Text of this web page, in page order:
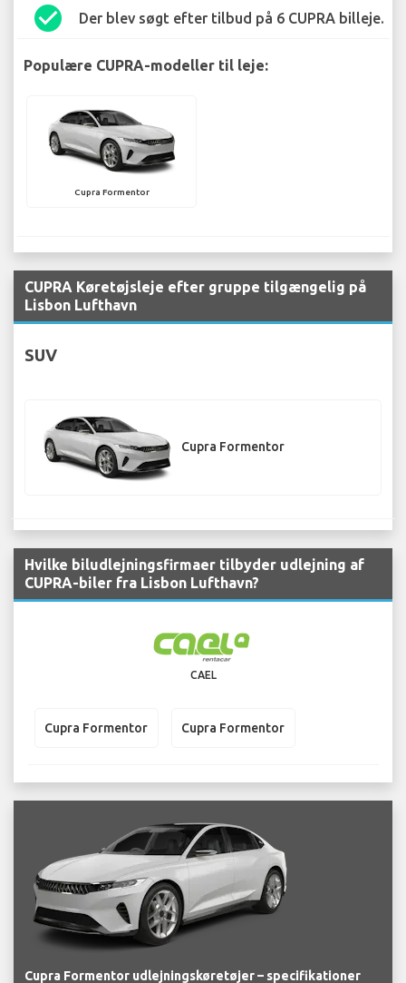
check_circle Der blev søgt efter tilbud på 6 CUPRA billeje.
Populære CUPRA-modeller til leje:
Cupra Formentor
CUPRA Køretøjsleje efter gruppe tilgængelig på
Lisbon Lufthavn
SUV
Cupra Formentor
Hvilke biludlejningsfirmaer tilbyder udlejning af
CUPRA-biler fra Lisbon Lufthavn?
CAEL
Cupra Formentor Cupra Formentor
Cupra Formentor udlejningskøretøjer – specifikationer